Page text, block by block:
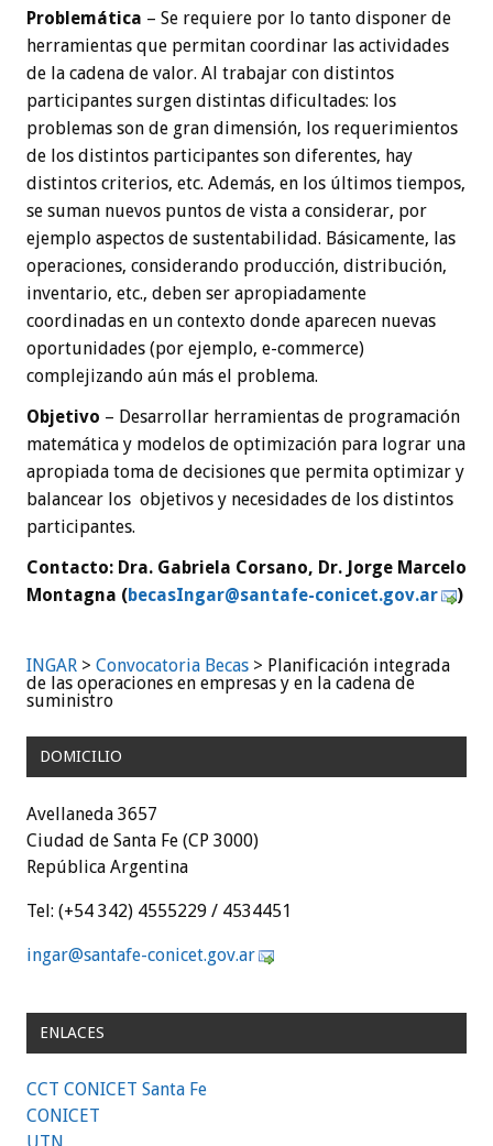
Problemática – Se requiere por lo tanto disponer de
herramientas que permitan coordinar las actividades
de la cadena de valor. Al trabajar con distintos
participantes surgen distintas dificultades: los
problemas son de gran dimensión, los requerimientos
de los distintos participantes son diferentes, hay
distintos criterios, etc. Además, en los últimos tiempos,
se suman nuevos puntos de vista a considerar, por
ejemplo aspectos de sustentabilidad. Básicamente, las
operaciones, considerando producción, distribución,
inventario, etc., deben ser apropiadamente
coordinadas en un contexto donde aparecen nuevas
oportunidades (por ejemplo, e-commerce)
complejizando aún más el problema.
Objetivo – Desarrollar herramientas de programación
matemática y modelos de optimización para lograr una
apropiada toma de decisiones que permita optimizar y
balancear los objetivos y necesidades de los distintos
participantes.
Contacto: Dra. Gabriela Corsano, Dr. Jorge Marcelo
Montagna (
ra.vo
g.tec
inoc-
efatn
as@ra
gnIsa
ceb )
INGAR > Convocatoria Becas > Planificación integrada
de las operaciones en empresas y en la cadena de
suministro
DOMICILIO
Avellaneda 3657
Ciudad de Santa Fe (CP 3000)
República Argentina
Tel: (+54 342) 4555229 / 4534451
ra.vo
g.tec
inoc-
efatn
as@ra
gni
ENLACES
CCT CONICET Santa Fe
CONICET